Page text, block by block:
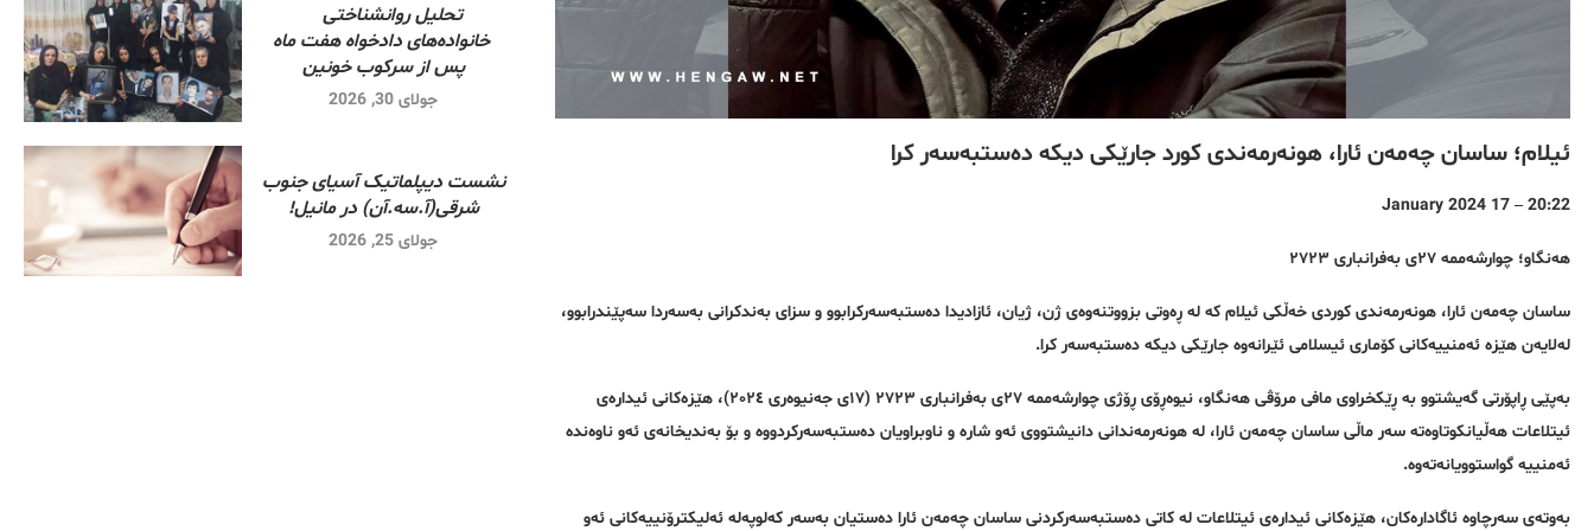
ئیلام؛ ساسان چەمەن ئارا، هونەرمەندی کورد جارێکی دیکە دەستبەسەر کرا
20:22 – 17 January 2024
هەنگاو؛ چوارشەممە ٢٧ی بەفرانباری ٢٧٢٣
ساسان چەمەن ئارا، هونەرمەندی کوردی خەڵکی ئیلام کە لە ڕەوتی بزووتنەوەی ژن، ژیان، ئازادیدا دەستبەسەرکرابوو و سزای بەندکرانی بەسەردا سەپێندرابوو،
لەلایەن هێزە ئەمنییەکانی کۆماری ئیسلامی ئێرانەوە جارێکی دیکە دەستبەسەر کرا.
بەپێی ڕاپۆرتی گەیشتوو بە ڕێکخراوی مافی مرۆڤی هەنگاو، نیوەڕۆی ڕۆژی چوارشەممە ٢٧ی بەفرانباری ٢٧٢٣ (١٧ی جەنیوەری ٢٠٢٤)، هێزەکانی ئیدارەی
ئیتلاعات هەڵیانکوتاوەتە سەر ماڵی ساسان چەمەن ئارا، لە هونەرمەندانی دانیشتووی ئەو شارە و ناوبراویان دەستبەسەرکردووە و بۆ بەندیخانەی ئەو ناوەندە
ئەمنییە گواستوویانەتەوە.
بەوتەی سەرچاوە ئاگادارەکان، هێزەکانی ئیدارەی ئیتلاعات لە کاتی دەستبەسەرکردنی ساسان چەمەن ئارا دەستیان بەسەر کەلوپەلە ئەلیکترۆنییەکانی ئەو
تحلیل روانشناختی
خانواده‌های دادخواه هفت ماه
پس از سرکوب خونین
جولای 30, 2026
نشست دیپلماتیک آسیای جنوب
شرقی‌(آ.سه.آن) در مانیل!
جولای 25, 2026